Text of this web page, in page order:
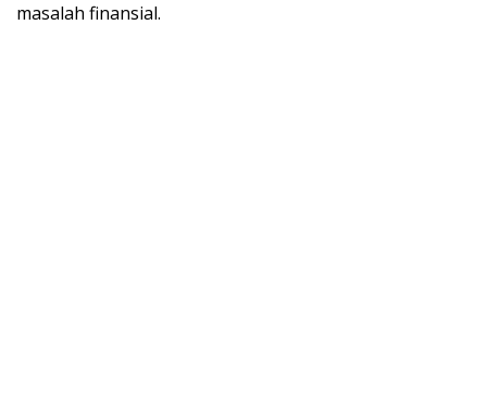
masalah finansial.